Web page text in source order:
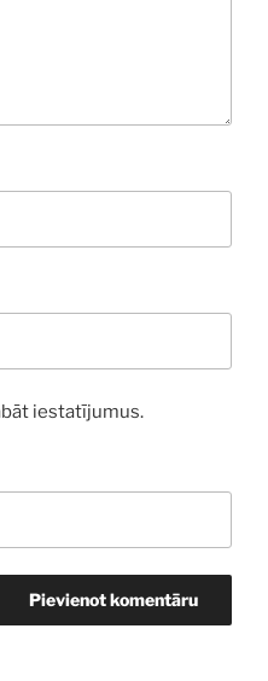
iestatījumus.